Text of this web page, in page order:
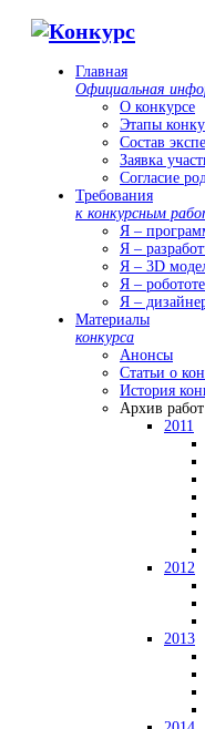
Главная
Официальная
О конкурсе
Этапы
Состав
Заявка
Согласие
Требования
к конкурсным
Я –
Я –
Я – 3D
Я –
Я –
Материалы
конкурса
Анонсы
Статьи о
История
Архив работ
2011
2012
2013